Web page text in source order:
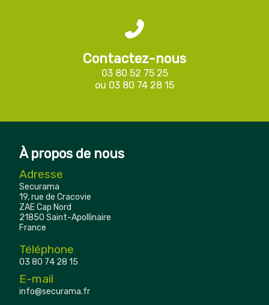
Contactez-nous
03 80 52 75 25
ou 03 80 74 28 15
À propos de nous
Adresse
Securama
19, rue de Cracovie
ZAE Cap Nord
21850 Saint-Apollinaire
France
Téléphone
03 80 74 28 15
E-mail
info@securama.fr